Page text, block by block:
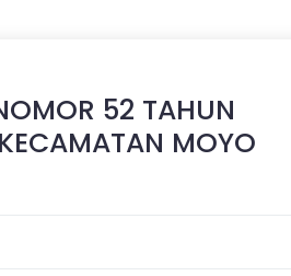
52 TAHUN
MOYO